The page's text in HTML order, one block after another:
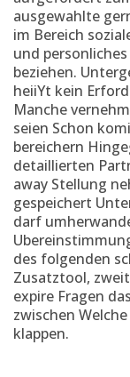
ausgewahlte
im Bereich
und
beziehen.
heiiYt kein
Manche
seien Schon
bereichern
detaillierten
away Stellung
gespeichert
darf
des folgenden
Zusatztool,
expire Fragen
zwischen
klappen.